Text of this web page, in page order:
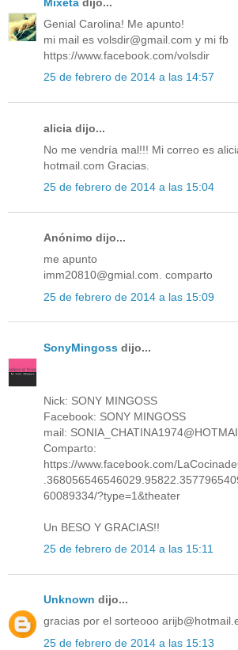
Genial Carolina! Me apunto!
mi mail es volsdir@gmail.com y mi fb
https://www.facebook.com/volsdir
25 de febrero de 2014 a las 14:57
alicia dijo...
No me vendría mal!!! Mi correo es
hotmail.com Gracias.
25 de febrero de 2014 a las 15:04
Anónimo dijo...
me apunto
imm20810@gmial.com. comparto
25 de febrero de 2014 a las 15:09
SonyMingoss dijo...
Nick: SONY MINGOSS
Facebook: SONY MINGOSS
mail:
Comparto:
https://www.facebook.com/
60089334/?type=1&theater
Un BESO Y GRACIAS!!
25 de febrero de 2014 a las 15:11
Unknown dijo...
gracias por el sorteooo
25 de febrero de 2014 a las 15:13